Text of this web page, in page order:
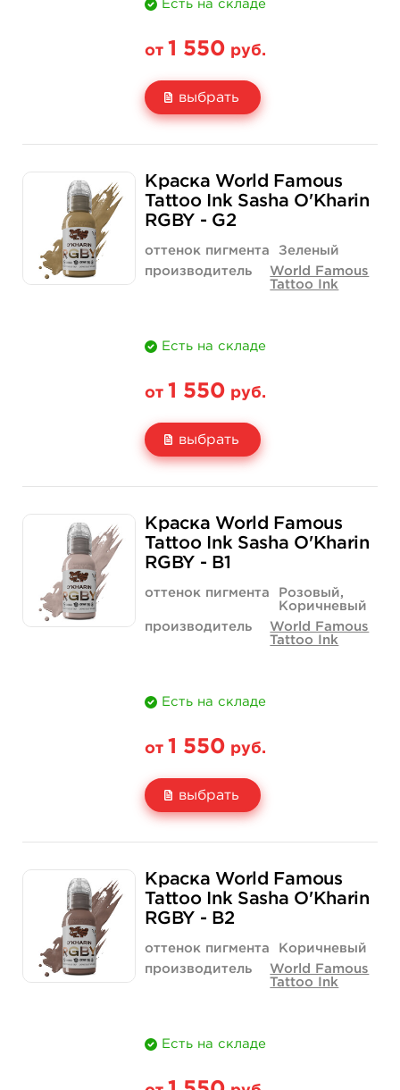
Есть на складе
от 1 550 руб.
выбрать
Количество
1 550 руб.
купить
Краска World Famous
Tattoo Ink Sasha O'Kharin
RGBY - G2
оттенок пигмента
Зеленый
производитель
World Famous
Tattoo Ink
Есть на складе
от 1 550 руб.
выбрать
Количество
1 550 руб.
купить
Краска World Famous
Tattoo Ink Sasha O'Kharin
RGBY - B1
оттенок пигмента
Розовый,
Коричневый
производитель
World Famous
Tattoo Ink
Есть на складе
от 1 550 руб.
выбрать
Количество
1 550 руб.
купить
Краска World Famous
Tattoo Ink Sasha O'Kharin
RGBY - B2
оттенок пигмента
Коричневый
производитель
World Famous
Tattoo Ink
Есть на складе